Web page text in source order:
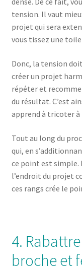
tension. Il vaut
projet qui sera
vous tissez une toile
Donc, la tension
créer un projet
répéter et
du résultat. C’est
apprend à tricoter à
Tout au long du
qui, en
ce point est
l’endroit du projet
ces rangs crée le
4.
broche et